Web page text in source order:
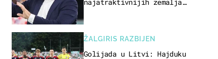
ŽALGIRIS RAZBIJEN
Golijada u Litvi: Hajduku